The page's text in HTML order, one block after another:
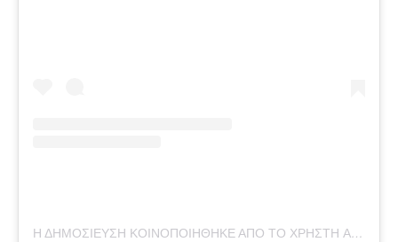
Η ΔΗΜΟΣΙΕΥΣΗ ΚΟΙΝΟΠΟΙΗΘΗΚΕ ΑΠΟ ΤΟ ΧΡΗΣΤΗ ANASTASIA GIOUSEF (@ANASTASIA_GIOUSEF)